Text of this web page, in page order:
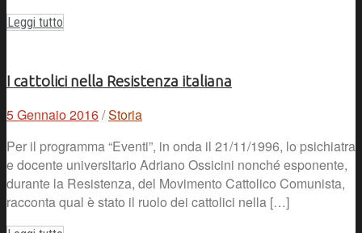
Leggi tutto
I cattolici nella Resistenza italiana
5 Gennaio 2016/Storia
Per il programma “Eventi”, in onda il 21/11/1996, lo psichiatra
e docente universitario Adriano Ossicini nonché esponente,
durante la Resistenza, del Movimento Cattolico Comunista,
racconta qual è stato il ruolo dei cattolici nella […]